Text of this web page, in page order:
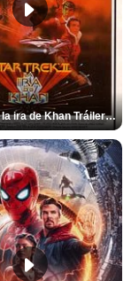
Star Trek II: la ira de Khan Tráiler VO